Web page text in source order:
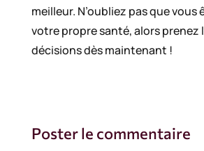
meilleur. N’oubliez pas que vous
votre propre santé, alors prenez
décisions dès maintenant !
Poster le commentaire